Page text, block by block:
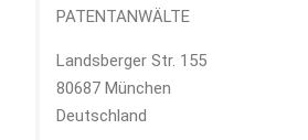
PATENTANWÄLTE
Landsberger Str. 155
80687 München
Deutschland